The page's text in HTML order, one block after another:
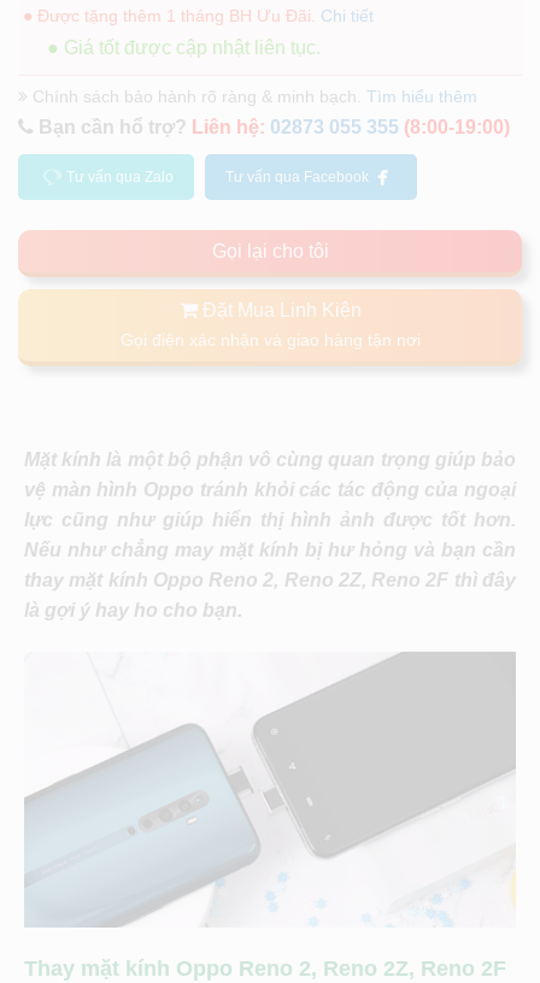
● Được tặng thêm 1 tháng BH Ưu Đãi. Chi tiết
● Giá tốt được cập nhật liên tục.
Chính sách bảo hành rõ ràng & minh bạch. Tìm hiểu thêm
Bạn cần hổ trợ? Liên hệ: 02873 055 355 (8:00-19:00)
Tư vấn qua Zalo Tư vấn qua Facebook
Gọi lại cho tôi
Đặt Mua Linh Kiện
Gọi điện xác nhận và giao hàng tận nơi
Mặt kính là một bộ phận vô cùng quan trọng giúp bảo
vệ màn hình Oppo tránh khỏi các tác động của ngoại
lực cũng như giúp hiển thị hình ảnh được tốt hơn.
Nếu như chẳng may mặt kính bị hư hỏng và bạn cần
thay mặt kính Oppo Reno 2, Reno 2Z, Reno 2F thì đây
là gợi ý hay ho cho bạn.
Thay mặt kính Oppo Reno 2, Reno 2Z, Reno 2F